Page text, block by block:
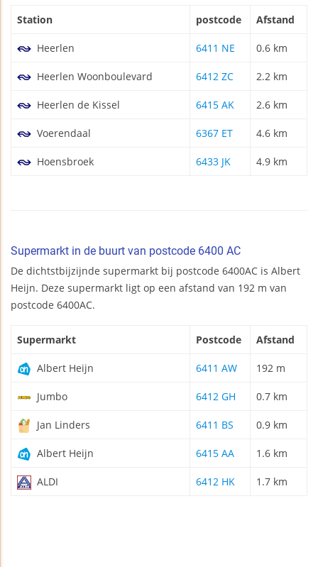
Station postcode Afstand
Heerlen 6411 NE 0.6 km
Heerlen Woonboulevard 6412 ZC 2.2 km
Heerlen de Kissel 6415 AK 2.6 km
Voerendaal 6367 ET 4.6 km
Hoensbroek 6433 JK 4.9 km
Supermarkt in de buurt van postcode 6400 AC
De dichtstbijzijnde supermarkt bij postcode 6400AC is Albert
Heijn. Deze supermarkt ligt op een afstand van 192 m van
postcode 6400AC.
Supermarkt Postcode Afstand
Albert Heijn 6411 AW 192 m
Jumbo 6412 GH 0.7 km
Jan Linders 6411 BS 0.9 km
Albert Heijn 6415 AA 1.6 km
ALDI 6412 HK 1.7 km